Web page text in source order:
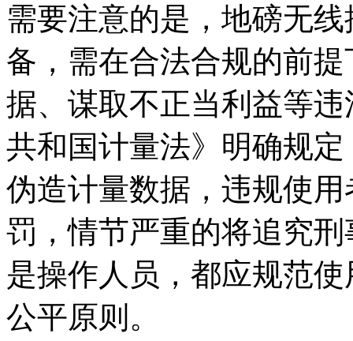
需要注意的是，地磅无
备，需在合法合规的前
据、谋取不正当利益等
共和国计量法》明确规
伪造计量数据，违规使
罚，情节严重的将追究
是操作人员，都应规范
公平原则。